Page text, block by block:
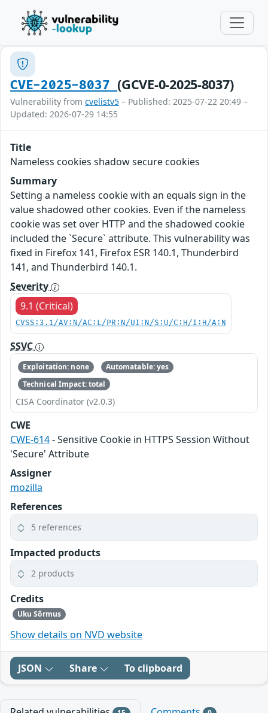
CVE-2025-8037(GCVE-0-2025-8037)
Vulnerability from cvelistv5 – Published: 2025-07-22 20:49 –
Updated: 2026-07-29 14:55
Title
Nameless cookies shadow secure cookies
Summary
Setting a nameless cookie with an equals sign in the
value shadowed other cookies. Even if the nameless
cookie was set over HTTP and the shadowed cookie
included the `Secure` attribute. This vulnerability was
fixed in Firefox 141, Firefox ESR 140.1, Thunderbird
141, and Thunderbird 140.1.
Severity
9.1 (Critical)
CVSS:3.1/AV:N/AC:L/PR:N/UI:N/S:U/C:H/I:H/A:N
SSVC
Exploitation: none
Automatable: yes
Technical Impact: total
CISA Coordinator (v2.0.3)
CWE
CWE-614- Sensitive Cookie in HTTPS Session Without
'Secure' Attribute
Assigner
mozilla
References
5 references
Impacted products
2 products
Credits
Uku Sõrmus
Show details on NVD website
JSON Share To clipboard